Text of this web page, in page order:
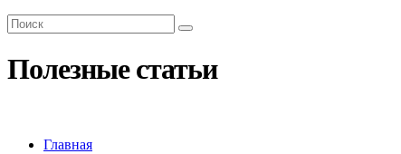
Полезные статьи
Главная